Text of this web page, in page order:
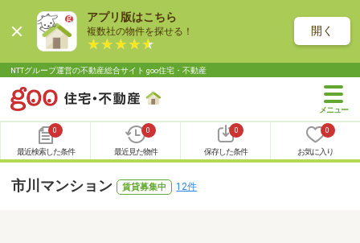
アプリ版はこちら
複数社の物件を探せる！ 開く
NTTグループ運営の不動産総合サイト goo住宅・不動産
0
最近検索した条件
0
最近見た物件
0
保存した条件
0
お気に入り
市川マンション 賃貸募集中 12件